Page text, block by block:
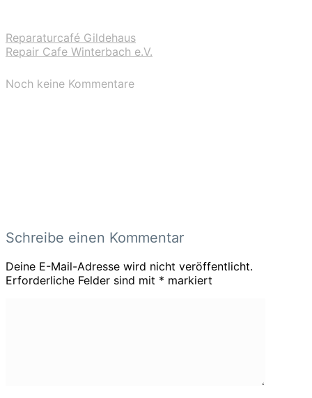
Reparaturcafé Gildehaus
Repair Cafe Winterbach e.V.
Noch keine Kommentare
Schreibe einen Kommentar
Deine E-Mail-Adresse wird nicht veröffentlicht.
Erforderliche Felder sind mit * markiert